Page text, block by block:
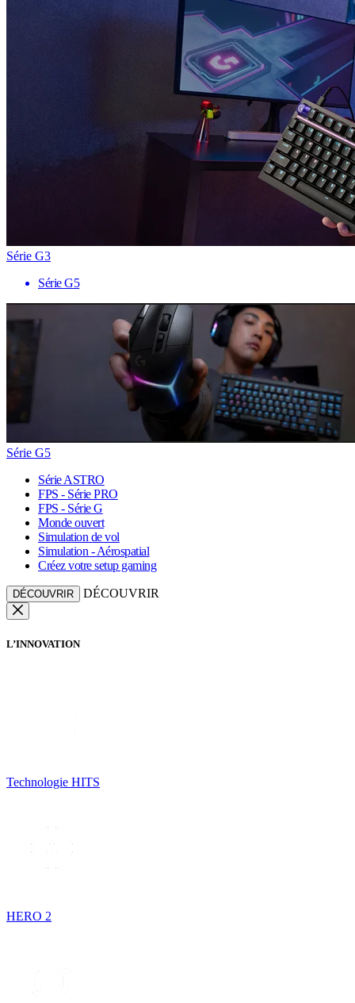
Série G3
Série G5
Série G5
Série ASTRO
FPS - Série PRO
FPS - Série G
Monde ouvert
Simulation de vol
Simulation - Aérospatial
Créez votre setup gaming
DÉCOUVRIR DÉCOUVRIR
L’INNOVATION
Technologie HITS
HERO 2